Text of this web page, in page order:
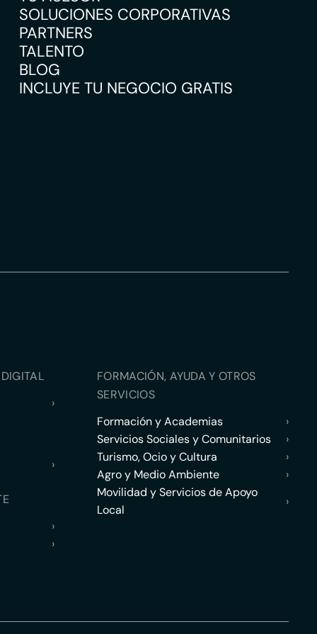
SOLUCIONES CORPORATIVAS
PARTNERS
TALENTO
BLOG
INCLUYE TU NEGOCIO GRATIS
›
›
›
›
FORMACIÓN, AYUDA Y OTROS
SERVICIOS
Formación y Academias
›
Servicios Sociales y Comunitarios
›
Turismo, Ocio y Cultura
›
Agro y Medio Ambiente
›
Movilidad y Servicios de Apoyo
Local
›